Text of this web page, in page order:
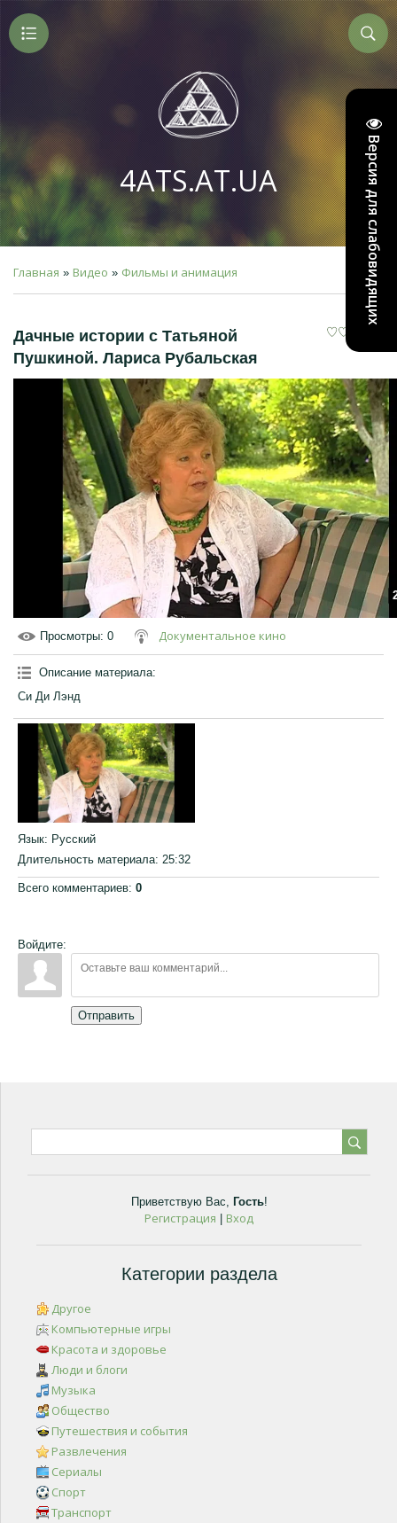
Версия для слабовидящих
4ATS.AT.UA
Главная » Видео » Фильмы и анимация
Дачные истории с Татьяной
Пушкиной. Лариса Рубальская
Просмотры: 0 Документальное кино
Описание материала:
Си Ди Лэнд
Язык: Русский
Длительность материала: 25:32
Всего комментариев: 0
Войдите:
Отправить
Приветствую Вас, Гость!
Регистрация Вход
Категории раздела
Другое
Компьютерные игры
Красота и здоровье
Люди и блоги
Музыка
Общество
Путешествия и события
Развлечения
Сериалы
Спорт
Транспорт